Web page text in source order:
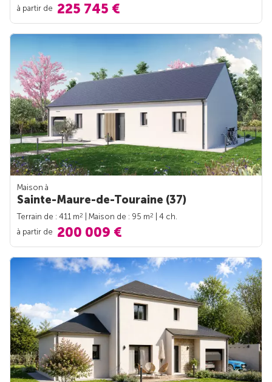
à partir de 225 745 €
Maison à
Sainte-Maure-de-Touraine (37)
Terrain de : 411 m2 | Maison de : 95 m2
| 4 ch.
à partir de 200 009 €